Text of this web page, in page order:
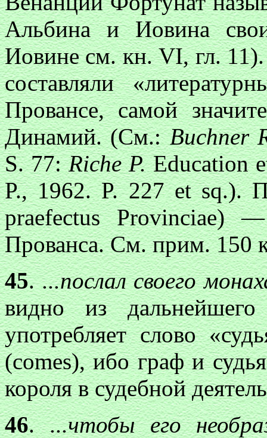
Альбина и Иовина
Иовине см. кн. VI, гл.
составляли
Провансе, самой
Динамий. (См.:Buchner
S. 77:Riche P.Education
P., 1962. P. 227 et sq.).
praefectus Provinciae)
Прованса. См. прим. 150
45....послал своего
видно из дальнейшего
употребляет слово
(comes), ибо граф и
короля в судебной
46....чтобы его